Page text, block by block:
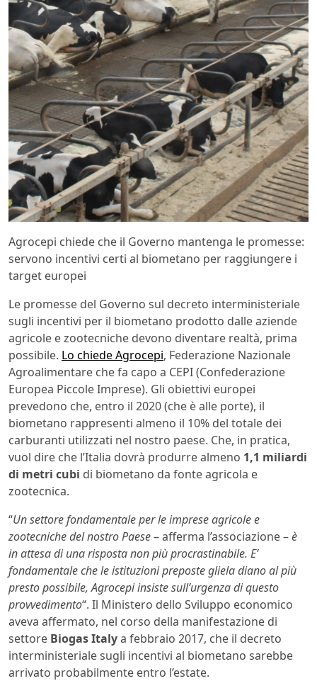
Agrocepi chiede che il Governo mantenga le promesse:
servono incentivi certi al biometano per raggiungere i
target europei
Le promesse del Governo sul decreto interministeriale
sugli incentivi per il biometano prodotto dalle aziende
agricole e zootecniche devono diventare realtà, prima
possibile. Lo chiede Agrocepi, Federazione Nazionale
Agroalimentare che fa capo a CEPI (Confederazione
Europea Piccole Imprese). Gli obiettivi europei
prevedono che, entro il 2020 (che è alle porte), il
biometano rappresenti almeno il 10% del totale dei
carburanti utilizzati nel nostro paese. Che, in pratica,
vuol dire che l’Italia dovrà produrre almeno 1,1 miliardi
di metri cubi di biometano da fonte agricola e
zootecnica.
“Un settore fondamentale per le imprese agricole e
zootecniche del nostro Paese– afferma l’associazione –è
in attesa di una risposta non più procrastinabile. E’
fondamentale che le istituzioni preposte gliela diano al più
presto possibile, Agrocepi insiste sull’urgenza di questo
provvedimento“. Il Ministero dello Sviluppo economico
aveva affermato, nel corso della manifestazione di
settore Biogas Italya febbraio 2017, che il decreto
interministeriale sugli incentivi al biometano sarebbe
arrivato probabilmente entro l’estate.